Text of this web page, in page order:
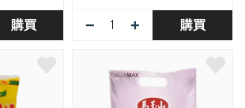
購買 − + 購買